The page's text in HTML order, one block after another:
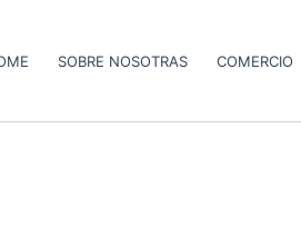
SOBRE NOSOTRAS COMERCIO